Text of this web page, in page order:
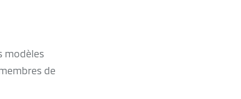
modèles
de